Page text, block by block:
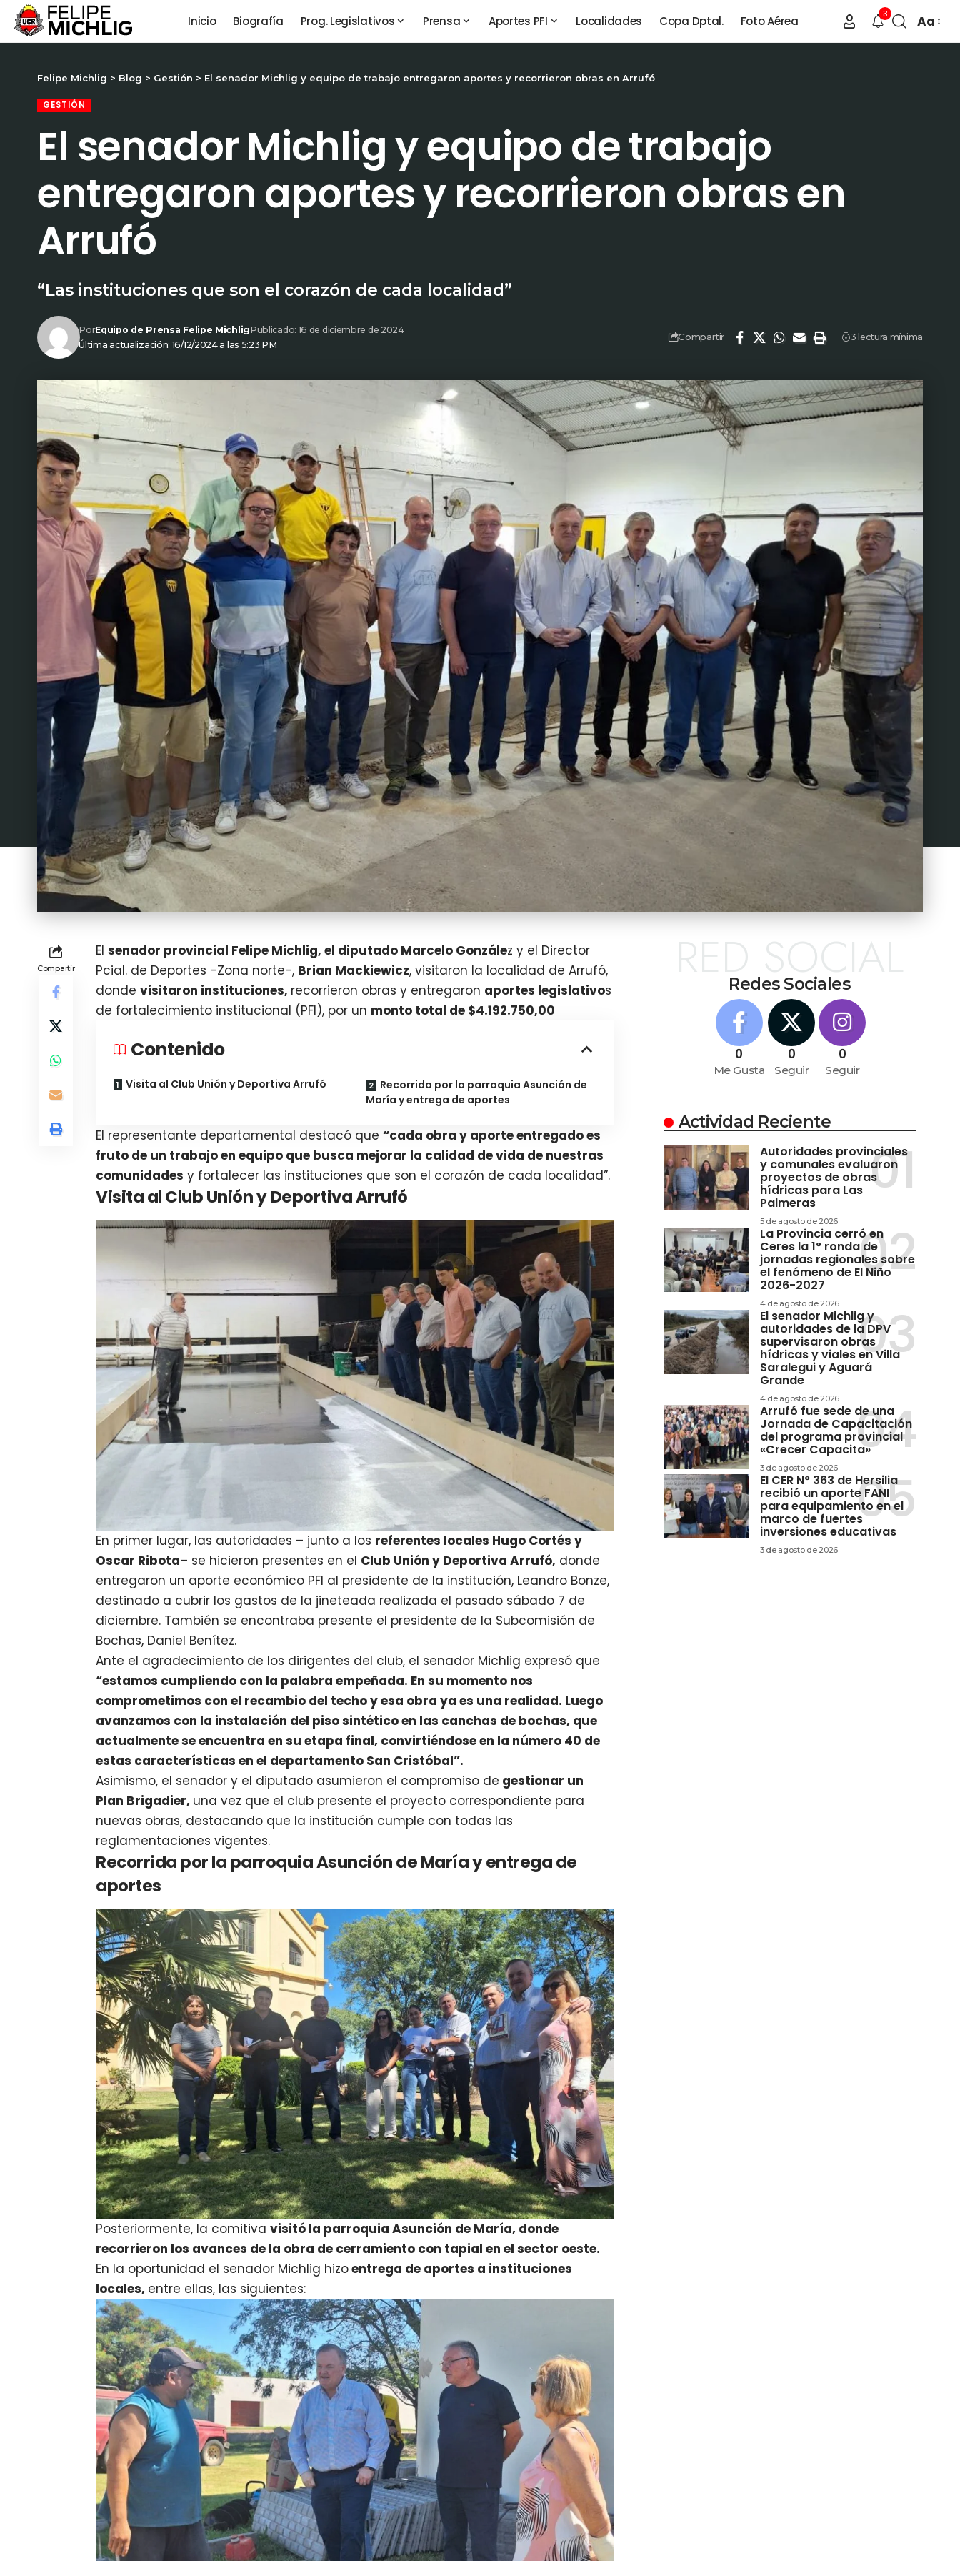
Inicio Biografía Prog. Legislativos Prensa Aportes PFI Localidades Copa Dptal. Foto Aérea
3 Aa
Felipe Michlig > Blog > Gestión > El senador Michlig y equipo de trabajo entregaron aportes y recorrieron obras en Arrufó
GESTIÓN
El senador Michlig y equipo de trabajo
entregaron aportes y recorrieron obras en
Arrufó
“Las instituciones que son el corazón de cada localidad”
Última actualización: 16/12/2024 a las 5:23 PM
PorEquipo de Prensa Felipe MichligPublicado: 16 de diciembre de 2024
Compartir 3 lectura mínima
Compartir
Elsenador provincial Felipe Michlig, el diputado Marcelo González y el Director
Pcial. de Deportes -Zona norte-, Brian Mackiewicz, visitaron la localidad de Arrufó,
dondevisitaron instituciones, recorrieron obras y entregaron aportes legislativos
de fortalecimiento institucional (PFI), por un monto total de $4.192.750,00
Contenido
Visita al Club Unión y Deportiva Arrufó
Recorrida por la parroquia Asunción de
María y entrega de aportes
El representante departamental destacó que“cada obra y aporte entregado es
fruto de un trabajo en equipo que busca mejorar la calidad de vida de nuestras
comunidades y fortalecer las instituciones que son el corazón de cada localidad”.
Visita al Club Unión y Deportiva Arrufó
En primer lugar, las autoridades – junto a los referentes locales Hugo Cortés y
Oscar Ribota– se hicieron presentes en el Club Unión y Deportiva Arrufó, donde
entregaron un aporte económico PFI al presidente de la institución, Leandro Bonze,
destinado a cubrir los gastos de la jineteada realizada el pasado sábado 7 de
diciembre. También se encontraba presente el presidente de la Subcomisión de
Bochas, Daniel Benítez.
Ante el agradecimiento de los dirigentes del club, el senador Michlig expresó que
“estamos cumpliendo con la palabra empeñada. En su momento nos
comprometimos con el recambio del techo y esa obra ya es una realidad. Luego
avanzamos con la instalación del piso sintético en las canchas de bochas, que
actualmente se encuentra en su etapa final, convirtiéndose en la número 40 de
estas características en el departamento San Cristóbal”.
Asimismo, el senador y el diputado asumieron el compromiso de gestionar un
Plan Brigadier, una vez que el club presente el proyecto correspondiente para
nuevas obras, destacando que la institución cumple con todas las
reglamentaciones vigentes.
Recorrida por la parroquia Asunción de María y entrega de
aportes
Posteriormente, la comitivavisitó la parroquia Asunción de María, donde
recorrieron los avances de la obra de cerramiento con tapial en el sector oeste.
En la oportunidad el senador Michlig hizoentrega de aportes a instituciones
locales, entre ellas, las siguientes:
Redes Sociales
RED SOCIAL
0
Me Gusta
0
Seguir
0
Seguir
Actividad Reciente
Autoridades provinciales
y comunales evaluaron
proyectos de obras
hídricas para Las
Palmeras
5 de agosto de 2026
La Provincia cerró en
Ceres la 1° ronda de
jornadas regionales sobre
el fenómeno de El Niño
2026-2027
4 de agosto de 2026
El senador Michlig y
autoridades de la DPV
supervisaron obras
hídricas y viales en Villa
Saralegui y Aguará
Grande
4 de agosto de 2026
Arrufó fue sede de una
Jornada de Capacitación
del programa provincial
«Crecer Capacita»
3 de agosto de 2026
El CER N° 363 de Hersilia
recibió un aporte FANI
para equipamiento en el
marco de fuertes
inversiones educativas
3 de agosto de 2026